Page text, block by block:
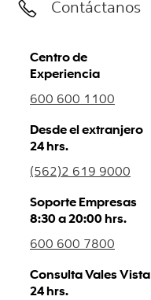
Contáctanos
Centro de
Experiencia
600 600 1100
Desde el extranjero
24 hrs.
(562)2 619 9000
Soporte Empresas
8:30 a 20:00 hrs.
600 600 7800
Consulta Vales Vista
24 hrs.